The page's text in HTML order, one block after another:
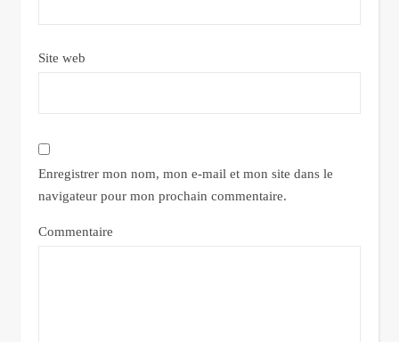
Site web
Enregistrer mon nom, mon e-mail et mon site dans le
navigateur pour mon prochain commentaire.
Commentaire